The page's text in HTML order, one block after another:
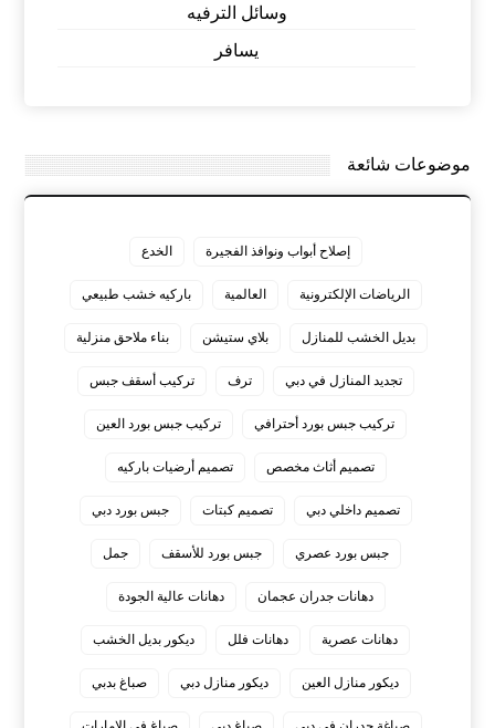
وسائل الترفيه
يسافر
موضوعات شائعة
إصلاح أبواب ونوافذ الفجيرة الخدع
الرياضات الإلكترونية العالمية باركيه خشب طبيعي
بديل الخشب للمنازل بلاي ستيشن بناء ملاحق منزلية
تجديد المنازل في دبي ترف تركيب أسقف جبس
تركيب جبس بورد أحترافي تركيب جبس بورد العين
تصميم أثاث مخصص تصميم أرضيات باركيه
تصميم داخلي دبي تصميم كبتات جبس بورد دبي
جبس بورد عصري جبس بورد للأسقف جمل
دهانات جدران عجمان دهانات عالية الجودة
دهانات عصرية دهانات فلل ديكور بديل الخشب
ديكور منازل العين ديكور منازل دبي صباغ بدبي